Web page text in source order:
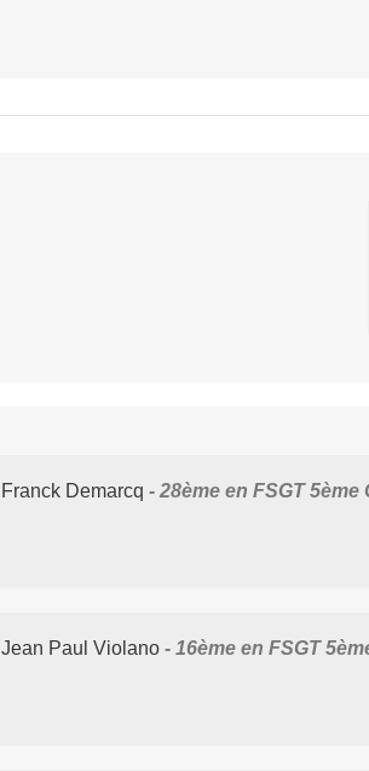
Franck Demarcq 28ème en FSGT 5ème
Jean Paul Violano 16ème en FSGT